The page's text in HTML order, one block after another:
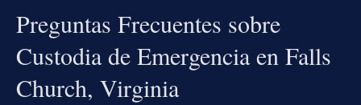
Preguntas Frecuentes sobre
Custodia de Emergencia en Falls
Church, Virginia